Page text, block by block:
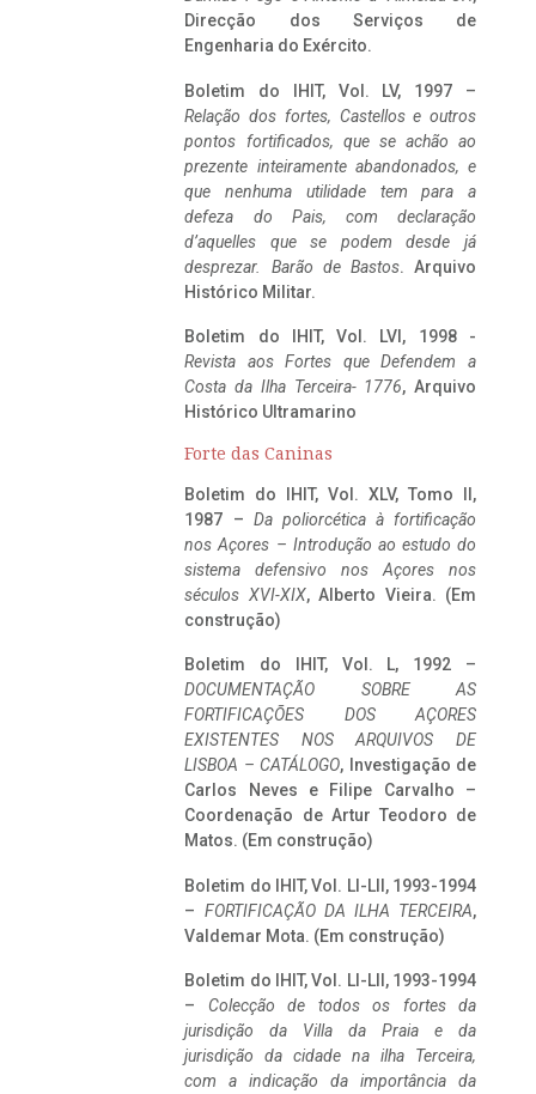
Direcção dos Serviços de
Engenharia do Exército.
Boletim do IHIT, Vol. LV, 1997 –
Relação dos fortes, Castellos e outros
pontos fortificados, que se achão ao
prezente inteiramente abandonados, e
que nenhuma utilidade tem para a
defeza do Pais, com declaração
d’aquelles que se podem desde já
desprezar. Barão de Bastos. Arquivo
Histórico Militar.
Boletim do IHIT, Vol. LVI, 1998 -
Revista aos Fortes que Defendem a
Costa da Ilha Terceira- 1776, Arquivo
Histórico Ultramarino
Forte das Caninas
Boletim do IHIT, Vol. XLV, Tomo II,
1987 – Da poliorcética à fortificação
nos Açores – Introdução ao estudo do
sistema defensivo nos Açores nos
séculos XVI-XIX, Alberto Vieira. (Em
construção)
Boletim do IHIT, Vol. L, 1992 –
DOCUMENTAÇÃO SOBRE AS
FORTIFICAÇÕES DOS AÇORES
EXISTENTES NOS ARQUIVOS DE
LISBOA – CATÁLOGO, Investigação de
Carlos Neves e Filipe Carvalho –
Coordenação de Artur Teodoro de
Matos. (Em construção)
Boletim do IHIT, Vol. LI-LII, 1993-1994
– FORTIFICAÇÃO DA ILHA TERCEIRA,
Valdemar Mota. (Em construção)
Boletim do IHIT, Vol. LI-LII, 1993-1994
– Colecção de todos os fortes da
jurisdição da Villa da Praia e da
jurisdição da cidade na ilha Terceira,
com a indicação da importância da